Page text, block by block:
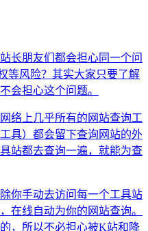
长朋友们都会担心同一个问
等风险？其实大家只要了解
会担心这个问题。
络上几乎所有的网站查询工
具）都会留下查询网站的外
站都去查询一遍，就能为查
你手动去访问每一个工具站
在线自动为你的网站查询。
，所以不必担心被K站和降